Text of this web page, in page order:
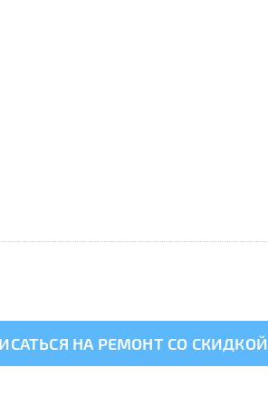
НА РЕМОНТ СО СКИДКОЙ